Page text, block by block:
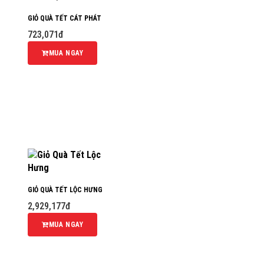
GIỎ QUÀ TẾT CÁT PHÁT
723,071đ
MUA NGAY
GIỎ QUÀ TẾT LỘC HƯNG
2,929,177đ
MUA NGAY